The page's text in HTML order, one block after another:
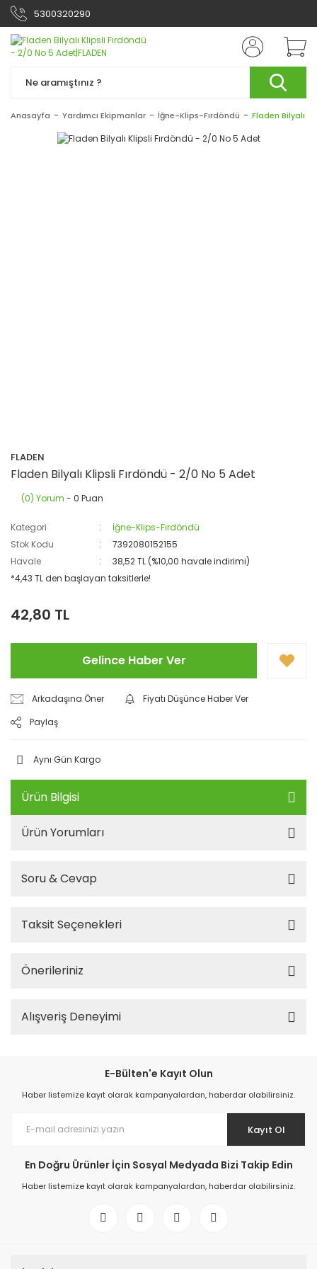
5300320290
Anasayfa Yardımcı Ekipmanlar İğne-Klips-Fırdöndü Fladen Bilyalı
FLADEN
Fladen Bilyalı Klipsli Fırdöndü - 2/0 No 5 Adet
(0) Yorum - 0 Puan
Kategori
İğne-Klips-Fırdöndü
Stok Kodu
7392080152155
Havale
38,52 TL (%10,00 havale indirimi)
*4,43 TL den başlayan taksitlerle!
42,80 TL
Gelince Haber Ver
Arkadaşına Öner
Fiyatı Düşünce Haber Ver
Paylaş
Aynı Gün Kargo
Ürün Bilgisi
Ürün Yorumları
Soru & Cevap
Taksit Seçenekleri
Önerileriniz
Alışveriş Deneyimi
E-Bülten'e Kayıt Olun
Haber listemize kayıt olarak kampanyalardan, haberdar olabilirsiniz.
Kayıt Ol
En Doğru Ürünler İçin Sosyal Medyada Bizi Takip Edin
Haber listemize kayıt olarak kampanyalardan, haberdar olabilirsiniz.